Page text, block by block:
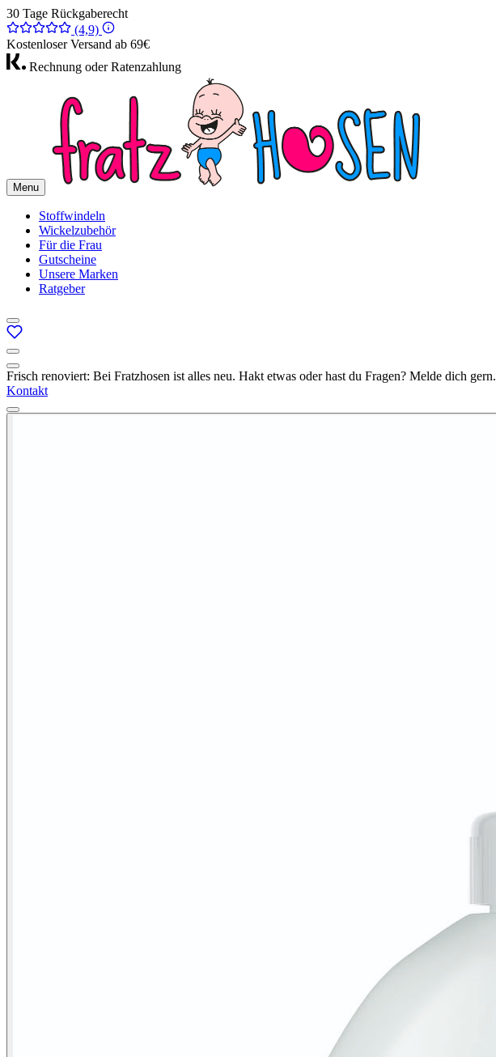
30 Tage Rückgaberecht
(4,9)
Kostenloser Versand ab 69€
Rechnung oder Ratenzahlung
Menu
Stoffwindeln
Wickelzubehör
Für die Frau
Gutscheine
Unsere Marken
Ratgeber
Frisch renoviert: Bei Fratzhosen ist alles neu. Hakt etwas oder hast du Fragen? Melde dich gern.
Kontakt